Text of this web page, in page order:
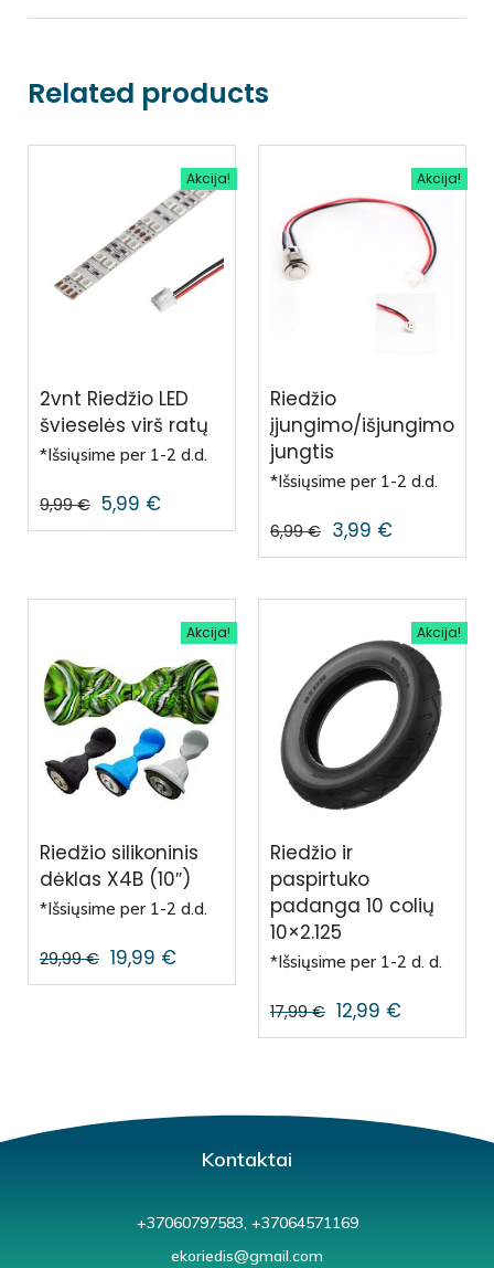
Related products
Akcija!
2vnt Riedžio LED
švieselės virš ratų
*Išsiųsime per 1-2 d.d.
9,99€ 5,99 €
Akcija!
Riedžio
įjungimo/išjungimo
jungtis
*Išsiųsime per 1-2 d.d.
6,99€ 3,99 €
Akcija!
Riedžio silikoninis
dėklas X4B (10″)
*Išsiųsime per 1-2 d.d.
29,99€ 19,99 €
Akcija!
Riedžio ir
paspirtuko
padanga 10 colių
10×2.125
*Išsiųsime per 1-2 d. d.
17,99€ 12,99 €
Kontaktai
+37060797583, +37064571169
ekoriedis@gmail.com